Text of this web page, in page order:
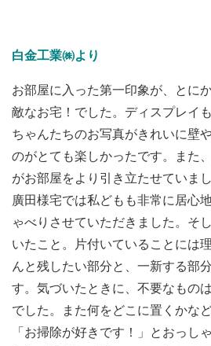
白金工業㈱より
お部屋に入った第一印象が、とに
敵なお宅！でした。ディスプレイ
ちゃんたちのお写真がきれいに壁
のがとても楽しかったです。また
がお部屋をより引き立たせていま
廣田様宅では私どもも非常に居心
ゃべりさせていただきました。そ
いたこと。片付いていることには
んと残したい部分と、一新する部
す。気づいたときに、不要なもの
でした。また何をどこに置くかな
「お掃除が好きです！」とおっし